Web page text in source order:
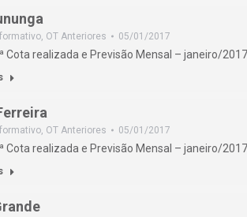
, OT Anteriores 05/01/2017
Cota realizada e Previsão Mensal – janeiro/2017.
, OT Anteriores 05/01/2017
Cota realizada e Previsão Mensal – janeiro/2017.